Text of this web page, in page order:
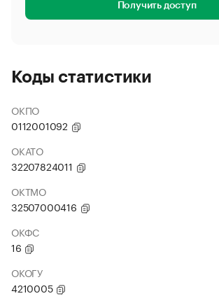
Получить доступ
Коды статистики
ОКПО
0112001092
ОКАТО
32207824011
ОКТМО
32507000416
ОКФС
16
ОКОГУ
4210005